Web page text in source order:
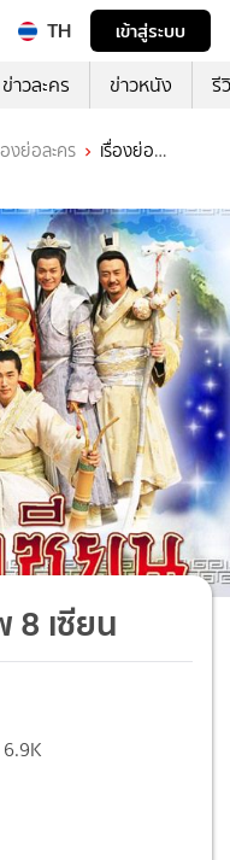
TH
เข้าสู่ระบบ
ข่าวละคร ข่าวหนัง รี
องย่อละคร
เรื่องย่อ
8 เซียน
6.9K